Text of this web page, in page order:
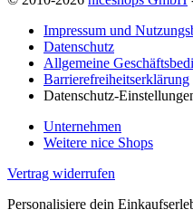
Impressum und
Datenschutz
Allgemeine
Barrierefreiheitserklärung
Datenschutz-
Unternehmen
Weitere nice Shops
Vertrag widerrufen
Personalisiere dein